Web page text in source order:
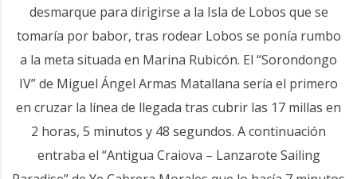
desmarque para dirigirse a la Isla de Lobos que se
tomaría por babor, tras rodear Lobos se ponía rumbo
a la meta situada en Marina Rubicón. El “Sorondongo
IV” de Miguel Ángel Armas Matallana sería el primero
en cruzar la línea de llegada tras cubrir las 17 millas en
2 horas, 5 minutos y 48 segundos. A continuación
entraba el “Antigua Craiova – Lanzarote Sailing